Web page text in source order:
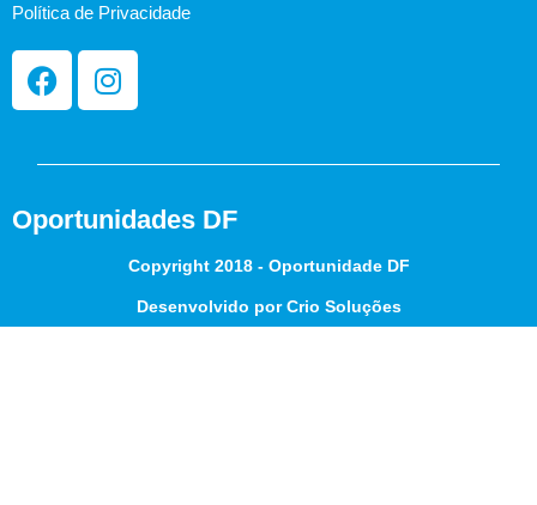
Política de Privacidade
Oportunidades DF
Copyright 2018 - Oportunidade DF
Desenvolvido por Crio Soluções